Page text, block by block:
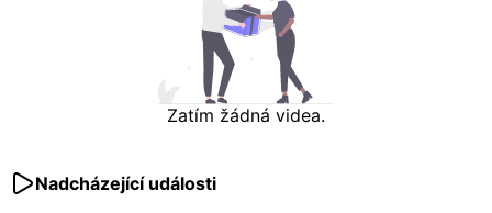
Zatím žádná videa.
Nadcházející události